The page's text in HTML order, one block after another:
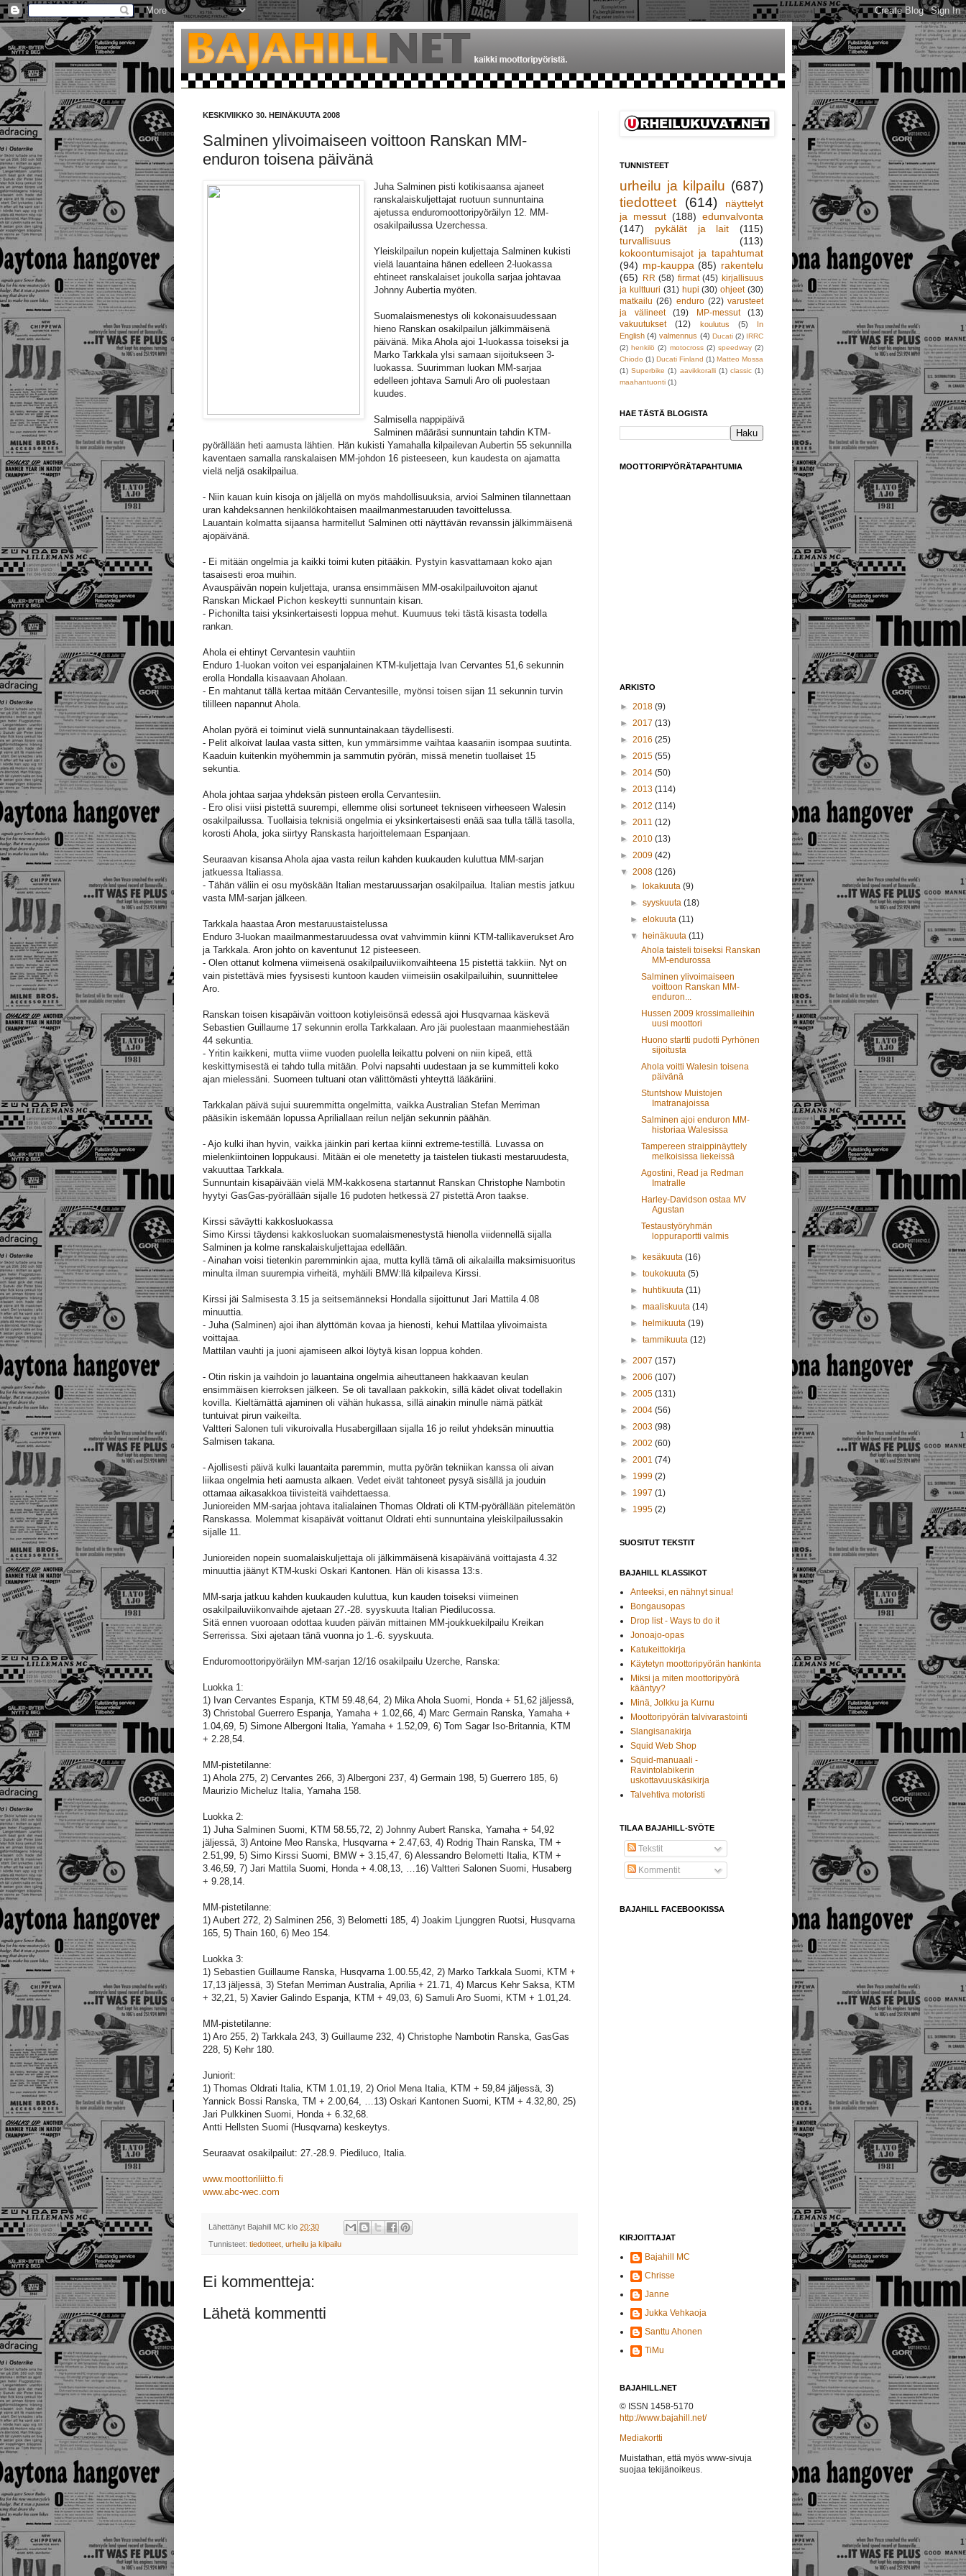
KESKIVIIKKO 30. HEINÄKUUTA 2008
Salminen ylivoimaiseen voittoon Ranskan MM-
enduron toisena päivänä
Juha Salminen pisti kotikisaansa ajaneet
ranskalaiskuljettajat ruotuun sunnuntaina
ajetussa enduromoottoripyöräilyn 12. MM-
osakilpailussa Uzerchessa.
Yleiskilpailun nopein kuljettaja Salminen kukisti
vielä lauantaina hänen edelleen 2-luokassa
ehtineet ranskalaiset joukolla sarjaa johtavaa
Johnny Aubertia myöten.
Suomalaismenestys oli kokonaisuudessaan
hieno Ranskan osakilpailun jälkimmäisenä
päivänä. Mika Ahola ajoi 1-luokassa toiseksi ja
Marko Tarkkala ylsi samaan sijoitukseen 3-
luokassa. Suurimman luokan MM-sarjaa
edelleen johtava Samuli Aro oli puolestaan
kuudes.
Salmisella nappipäivä
Salminen määräsi sunnuntain tahdin KTM-
pyörällään heti aamusta lähtien. Hän kukisti Yamahalla kilpailevan Aubertin 55 sekunnilla
kaventaen samalla ranskalaisen MM-johdon 16 pisteeseen, kun kaudesta on ajamatta
vielä neljä osakilpailua.
- Niin kauan kuin kisoja on jäljellä on myös mahdollisuuksia, arvioi Salminen tilannettaan
uran kahdeksannen henkilökohtaisen maailmanmestaruuden tavoittelussa.
Lauantain kolmatta sijaansa harmitellut Salminen otti näyttävän revanssin jälkimmäisenä
ajopäivänä.
- Ei mitään ongelmia ja kaikki toimi kuten pitääkin. Pystyin kasvattamaan koko ajan
tasaisesti eroa muihin.
Avauspäivän nopein kuljettaja, uransa ensimmäisen MM-osakilpailuvoiton ajanut
Ranskan Mickael Pichon keskeytti sunnuntain kisan.
- Pichonilta taisi yksinkertaisesti loppua mehut. Kuumuus teki tästä kisasta todella
rankan.
Ahola ei ehtinyt Cervantesin vauhtiin
Enduro 1-luokan voiton vei espanjalainen KTM-kuljettaja Ivan Cervantes 51,6 sekunnin
erolla Hondalla kisaavaan Aholaan.
- En mahtanut tällä kertaa mitään Cervantesille, myönsi toisen sijan 11 sekunnin turvin
tililleen napannut Ahola.
Aholan pyörä ei toiminut vielä sunnuntainakaan täydellisesti.
- Pelit alkoivat laulaa vasta sitten, kun ymmärsimme vaihtaa kaasariin isompaa suutinta.
Kaaduin kuitenkin myöhemmin ja sammutin pyörän, missä menetin tuollaiset 15
sekuntia.
Ahola johtaa sarjaa yhdeksän pisteen erolla Cervantesiin.
- Ero olisi viisi pistettä suurempi, ellemme olisi sortuneet tekniseen virheeseen Walesin
osakilpailussa. Tuollaisia teknisiä ongelmia ei yksinkertaisesti enää saa tulla tällä tasolla,
korosti Ahola, joka siirtyy Ranskasta harjoittelemaan Espanjaan.
Seuraavan kisansa Ahola ajaa vasta reilun kahden kuukauden kuluttua MM-sarjan
jatkuessa Italiassa.
- Tähän väliin ei osu myöskään Italian mestaruussarjan osakilpailua. Italian mestis jatkuu
vasta MM-sarjan jälkeen.
Tarkkala haastaa Aron mestaruustaistelussa
Enduro 3-luokan maailmanmestaruudessa ovat vahvimmin kiinni KTM-tallikaverukset Aro
ja Tarkkala. Aron johto on kaventunut 12 pisteeseen.
- Olen ottanut kolmena viimeisenä osakilpailuviikonvaihteena 15 pistettä takkiin. Nyt on
vain pistettävä mies fyysisesti kuntoon kauden viimeisiin osakilpailuihin, suunnittelee
Aro.
Ranskan toisen kisapäivän voittoon kotiyleisönsä edessä ajoi Husqvarnaa käskevä
Sebastien Guillaume 17 sekunnin erolla Tarkkalaan. Aro jäi puolestaan maanmiehestään
44 sekuntia.
- Yritin kaikkeni, mutta viime vuoden puolella leikattu polveni on niin kipeä, että
keskittymisestä ei tahdo tulla mitään. Polvi napsahti uudestaan ja se kummitteli koko
ajan mielessäni. Suomeen tultuani otan välittömästi yhteyttä lääkäriini.
Tarkkalan päivä sujui suuremmitta ongelmitta, vaikka Australian Stefan Merriman
pääsikin iskemään lopussa Apriliallaan reilun neljän sekunnin päähän.
- Ajo kulki ihan hyvin, vaikka jäinkin pari kertaa kiinni extreme-testillä. Luvassa on
mielenkiintoinen loppukausi. Mitään ei ole menetetty ja taistelen tiukasti mestaruudesta,
vakuuttaa Tarkkala.
Sunnuntain kisapäivään vielä MM-kakkosena startannut Ranskan Christophe Nambotin
hyytyi GasGas-pyörällään sijalle 16 pudoten hetkessä 27 pistettä Aron taakse.
Kirssi säväytti kakkosluokassa
Simo Kirssi täydensi kakkosluokan suomalaismenestystä hienolla viidennellä sijalla
Salminen ja kolme ranskalaiskuljettajaa edellään.
- Ainahan voisi tietenkin paremminkin ajaa, mutta kyllä tämä oli aikalailla maksimisuoritus
minulta ilman suurempia virheitä, myhäili BMW:llä kilpaileva Kirssi.
Kirssi jäi Salmisesta 3.15 ja seitsemänneksi Hondalla sijoittunut Jari Mattila 4.08
minuuttia.
- Juha (Salminen) ajoi ihan älyttömän kovaa ja hienosti, kehui Mattilaa ylivoimaista
voittajaa.
Mattilan vauhti ja juoni ajamiseen alkoi löytyä kisan loppua kohden.
- Otin riskin ja vaihdoin jo lauantaina ongelmia aiheuttaneen hakkaavan keulan
ensimmäisen kierroksen jälkeen. Se oli tavallaan pakkokin, sillä kädet olivat todellakin
kovilla. Kieltämättä ajaminen oli vähän hukassa, sillä ainakin minulle nämä pätkät
tuntuivat pirun vaikeilta.
Valtteri Salonen tuli vikuroivalla Husabergillaan sijalla 16 jo reilut yhdeksän minuuttia
Salmisen takana.
- Ajollisesti päivä kulki lauantaita paremmin, mutta pyörän tekniikan kanssa oli aivan
liikaa ongelmia heti aamusta alkaen. Vedet eivät tahtoneet pysyä sisällä ja jouduin
ottamaa aikasakkoa tiivisteitä vaihdettaessa.
Junioreiden MM-sarjaa johtava italialainen Thomas Oldrati oli KTM-pyörällään pitelemätön
Ranskassa. Molemmat kisapäivät voittanut Oldrati ehti sunnuntaina yleiskilpailussakin
sijalle 11.
Junioreiden nopein suomalaiskuljettaja oli jälkimmäisenä kisapäivänä voittajasta 4.32
minuuttia jäänyt KTM-kuski Oskari Kantonen. Hän oli kisassa 13:s.
MM-sarja jatkuu kahden kuukauden kuluttua, kun kauden toiseksi viimeinen
osakilpailuviikonvaihde ajetaan 27.-28. syyskuuta Italian Piedilucossa.
Sitä ennen vuoroaan odottaa kuuden päivän mittainen MM-joukkuekilpailu Kreikan
Serrerissa. Sixi ajetaan tänä vuonna jo 1.-6. syyskuuta.
Enduromoottoripyöräilyn MM-sarjan 12/16 osakilpailu Uzerche, Ranska:
Luokka 1:
1) Ivan Cervantes Espanja, KTM 59.48,64, 2) Mika Ahola Suomi, Honda + 51,62 jäljessä,
3) Christobal Guerrero Espanja, Yamaha + 1.02,66, 4) Marc Germain Ranska, Yamaha +
1.04,69, 5) Simone Albergoni Italia, Yamaha + 1.52,09, 6) Tom Sagar Iso-Britannia, KTM
+ 2.28,54.
MM-pistetilanne:
1) Ahola 275, 2) Cervantes 266, 3) Albergoni 237, 4) Germain 198, 5) Guerrero 185, 6)
Maurizio Micheluz Italia, Yamaha 158.
Luokka 2:
1) Juha Salminen Suomi, KTM 58.55,72, 2) Johnny Aubert Ranska, Yamaha + 54,92
jäljessä, 3) Antoine Meo Ranska, Husqvarna + 2.47,63, 4) Rodrig Thain Ranska, TM +
2.51,99, 5) Simo Kirssi Suomi, BMW + 3.15,47, 6) Alessandro Belometti Italia, KTM +
3.46,59, 7) Jari Mattila Suomi, Honda + 4.08,13, …16) Valtteri Salonen Suomi, Husaberg
+ 9.28,14.
MM-pistetilanne:
1) Aubert 272, 2) Salminen 256, 3) Belometti 185, 4) Joakim Ljunggren Ruotsi, Husqvarna
165, 5) Thain 160, 6) Meo 154.
Luokka 3:
1) Sebastien Guillaume Ranska, Husqvarna 1.00.55,42, 2) Marko Tarkkala Suomi, KTM +
17,13 jäljessä, 3) Stefan Merriman Australia, Aprilia + 21.71, 4) Marcus Kehr Saksa, KTM
+ 32,21, 5) Xavier Galindo Espanja, KTM + 49,03, 6) Samuli Aro Suomi, KTM + 1.01,24.
MM-pistetilanne:
1) Aro 255, 2) Tarkkala 243, 3) Guillaume 232, 4) Christophe Nambotin Ranska, GasGas
228, 5) Kehr 180.
Juniorit:
1) Thomas Oldrati Italia, KTM 1.01,19, 2) Oriol Mena Italia, KTM + 59,84 jäljessä, 3)
Yannick Bossi Ranska, TM + 2.00,64, …13) Oskari Kantonen Suomi, KTM + 4.32,80, 25)
Jari Pulkkinen Suomi, Honda + 6.32,68.
Antti Hellsten Suomi (Husqvarna) keskeytys.
Seuraavat osakilpailut: 27.-28.9. Piediluco, Italia.
www.moottoriliitto.fi
www.abc-wec.com
Lähettänyt Bajahill MC klo 20:30
Tunnisteet: tiedotteet urheilu ja kilpailu
Ei kommentteja:
Lähetä kommentti
TUNNISTEET
urheilu ja kilpailu (687)
tiedotteet
(614)
näyttelyt
ja messut (188) edunvalvonta
(147)
pykälät ja lait
(115)
turvallisuus
(113)
kokoontumisajot ja tapahtumat
(94) mp-kauppa (85) rakentelu
(65)
RR (58) firmat (45) kirjallisuus
ja kulttuuri (31) hupi (30) ohjeet (30)
matkailu (26) enduro (22) varusteet
ja välineet
(19) MP-messut
(13)
vakuutukset
(12) koulutus (5)
In
English (4) valmennus (4) Ducati (2) IRRC
(2) henkilö (2) motocross (2) speedway (2)
Chiodo (1) Ducati Finland (1) Matteo Mossa
(1) Superbike (1) aavikkoralli (1) classic (1)
maahantuonti (1)
HAE TÄSTÄ BLOGISTA
MOOTTORIPYÖRÄTAPAHTUMIA
ARKISTO
► 2018 (9)
► 2017 (13)
► 2016 (25)
► 2015 (55)
► 2014 (50)
► 2013 (114)
► 2012 (114)
► 2011 (12)
► 2010 (13)
► 2009 (42)
▼ 2008 (126)
►
lokakuuta(9)
►syyskuuta(18)
►elokuuta(11)
▼ heinäkuuta(11)
Ahola taisteli toiseksi Ranskan
MM-endurossa
Salminen ylivoimaiseen
voittoon Ranskan MM-
enduron...
Hussen 2009 krossimalleihin
uusi moottori
Huono startti pudotti Pyrhönen
sijoitusta
Ahola voitti Walesin toisena
päivänä
Stuntshow Muistojen
Imatranajoissa
Salminen ajoi enduron MM-
historiaa Walesissa
Tampereen straippinäyttely
melkoisissa liekeissä
Agostini, Read ja Redman
Imatralle
Harley-Davidson ostaa MV
Agustan
Testaustyöryhmän
loppuraportti valmis
► kesäkuuta(16)
►toukokuuta(5)
► huhtikuuta(11)
►maaliskuuta(14)
► helmikuuta(19)
►tammikuuta(12)
► 2007 (157)
► 2006 (107)
► 2005 (131)
► 2004 (56)
► 2003 (98)
► 2002 (60)
► 2001 (74)
► 1999 (2)
► 1997 (1)
► 1995 (2)
SUOSITUT TEKSTIT
BAJAHILL KLASSIKOT
Anteeksi, en nähnyt sinua!
Bongausopas
Drop list - Ways to do it
Jonoajo-opas
Katukeittokirja
Käytetyn moottoripyörän hankinta
Miksi ja miten moottoripyörä
kääntyy?
Minä, Jolkku ja Kurnu
Moottoripyörän talvivarastointi
Slangisanakirja
Squid Web Shop
Squid-manuaali -
Ravintolabikerin
uskottavuuskäsikirja
Talvehtiva motoristi
TILAA BAJAHILL-SYÖTE
Tekstit
Kommentit
BAJAHILL FACEBOOKISSA
KIRJOITTAJAT
Bajahill MC
Chrisse
Janne
Jukka Vehkaoja
Santtu Ahonen
TiMu
BAJAHILL.NET
© ISSN 1458-5170
http://www.bajahill.net/
Mediakortti
Muistathan, että myös www-sivuja
suojaa tekijänoikeus.